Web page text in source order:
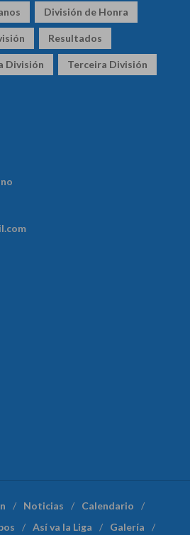
División de Honra
Resultados
División Terceira División
Noticias
Calendario
Así va la Liga Galería